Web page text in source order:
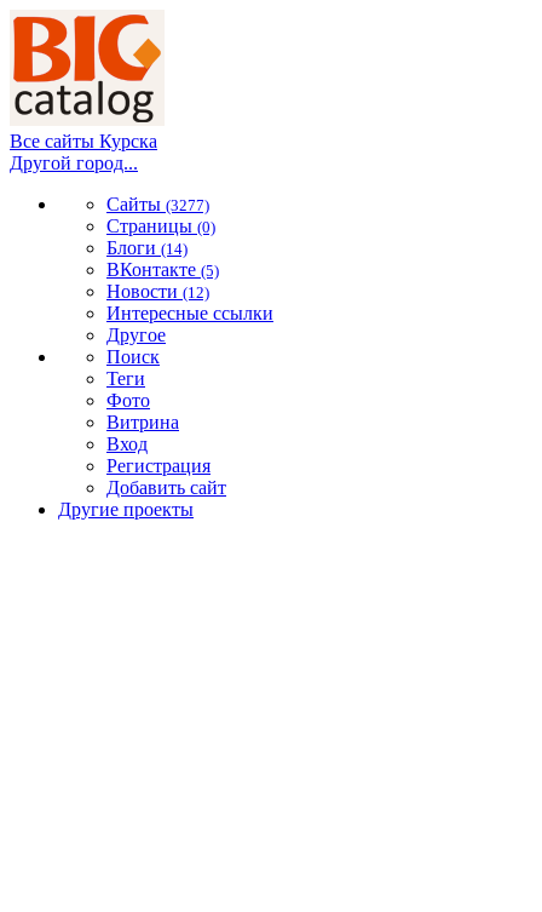
Все сайты Курска
Другой город...
Сайты (3277)
Страницы (0)
Блоги (14)
ВКонтакте (5)
Новости (12)
Интересные ссылки
Другое
Поиск
Теги
Фото
Витрина
Вход
Регистрация
Добавить сайт
Другие проекты